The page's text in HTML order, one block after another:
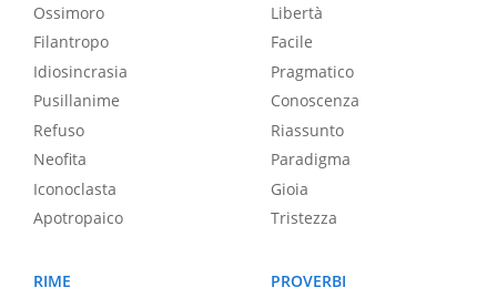
Ossimoro
Filantropo
Idiosincrasia
Pusillanime
Refuso
Neofita
Iconoclasta
Apotropaico
Libertà
Facile
Pragmatico
Conoscenza
Riassunto
Paradigma
Gioia
Tristezza
RIME
PROVERBI